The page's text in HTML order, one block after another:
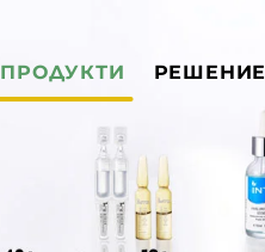
ПРОДУКТИ РЕШЕНИЕ